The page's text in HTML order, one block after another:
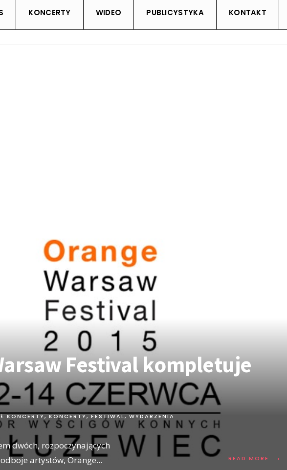
KONCERTY WIDEO PUBLICYSTYKA KONTAKT
Festival kompletuje
KONCERTY,KONCERTY, FESTIWAL, WYDARZENIA
dwóch, rozpoczynających
artystów, Orange... READ MORE →